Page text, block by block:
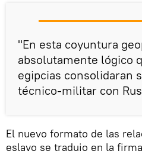
"En esta coyuntura
absolutamente lógico
egipcias consolidaran
técnico-militar con
El nuevo formato de las
eslavo se tradujo en la